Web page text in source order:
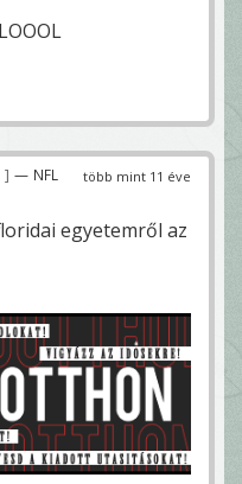
több mint 11 éve
— NFL
egyetemről az